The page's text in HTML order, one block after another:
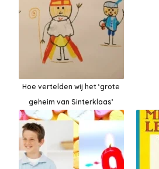
Hoe vertelden wij het ‘grote
geheim van Sinterklaas’